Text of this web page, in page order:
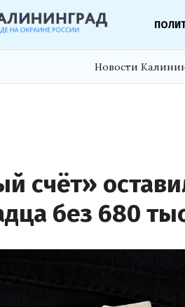
Новости
счёт»
без 680